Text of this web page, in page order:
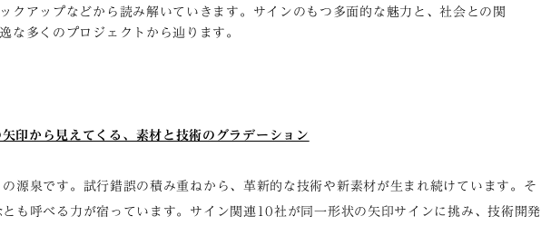
クアップなどから読み解いていきます。サインのもつ多面的な魅力と、社会との関
な多くのプロジェクトから辿ります。
から見えてくる、素材と技術のグラデーション
源泉です。試行錯誤の積み重ねから、革新的な技術や新素材が生まれ続けています。そ
も呼べる力が宿っています。サイン関連10社が同一形状の矢印サインに挑み、技術開発